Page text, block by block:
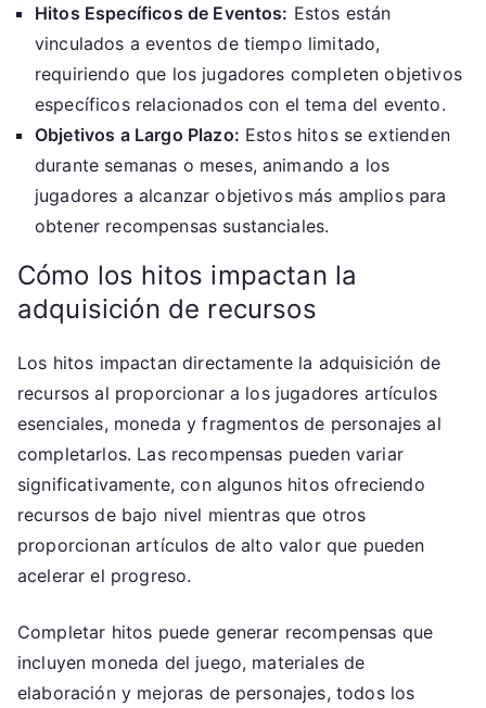
Hitos Específicos de Eventos: Estos están
vinculados a eventos de tiempo limitado,
requiriendo que los jugadores completen objetivos
específicos relacionados con el tema del evento.
Objetivos a Largo Plazo: Estos hitos se extienden
durante semanas o meses, animando a los
jugadores a alcanzar objetivos más amplios para
obtener recompensas sustanciales.
Cómo los hitos impactan la
adquisición de recursos
Los hitos impactan directamente la adquisición de
recursos al proporcionar a los jugadores artículos
esenciales, moneda y fragmentos de personajes al
completarlos. Las recompensas pueden variar
significativamente, con algunos hitos ofreciendo
recursos de bajo nivel mientras que otros
proporcionan artículos de alto valor que pueden
acelerar el progreso.
Completar hitos puede generar recompensas que
incluyen moneda del juego, materiales de
elaboración y mejoras de personajes, todos los